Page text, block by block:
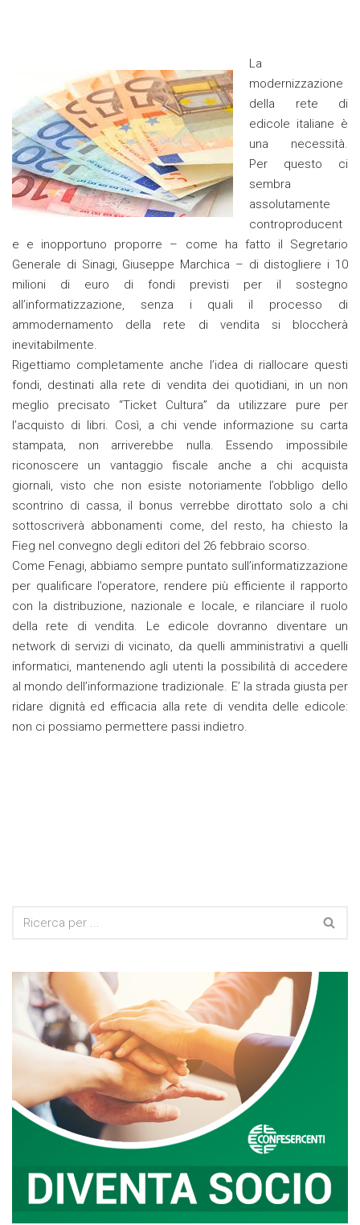
La
modernizzazione
della rete di
edicole italiane è
una necessità.
Per questo ci
sembra
assolutamente
controproducent
e e inopportuno proporre – come ha fatto il Segretario
Generale di Sinagi, Giuseppe Marchica – di distogliere i 10
milioni di euro di fondi previsti per il sostegno
all’informatizzazione, senza i quali il processo di
ammodernamento della rete di vendita si bloccherà
inevitabilmente.
Rigettiamo completamente anche l’idea di riallocare questi
fondi, destinati alla rete di vendita dei quotidiani, in un non
meglio precisato “Ticket Cultura” da utilizzare pure per
l’acquisto di libri. Così, a chi vende informazione su carta
stampata, non arriverebbe nulla. Essendo impossibile
riconoscere un vantaggio fiscale anche a chi acquista
giornali, visto che non esiste notoriamente l’obbligo dello
scontrino di cassa, il bonus verrebbe dirottato solo a chi
sottoscriverà abbonamenti come, del resto, ha chiesto la
Fieg nel convegno degli editori del 26 febbraio scorso.
Come Fenagi, abbiamo sempre puntato sull’informatizzazione
per qualificare l’operatore, rendere più efficiente il rapporto
con la distribuzione, nazionale e locale, e rilanciare il ruolo
della rete di vendita. Le edicole dovranno diventare un
network di servizi di vicinato, da quelli amministrativi a quelli
informatici, mantenendo agli utenti la possibilità di accedere
al mondo dell’informazione tradizionale. E’ la strada giusta per
ridare dignità ed efficacia alla rete di vendita delle edicole:
non ci possiamo permettere passi indietro.